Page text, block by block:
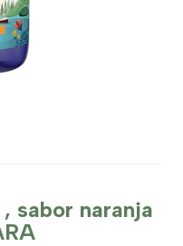
sabor naranja